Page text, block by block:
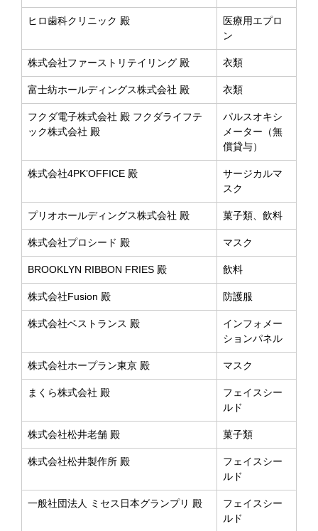
ヒロ歯科クリニック 殿
医療用エプロ
ン
株式会社ファーストリテイリング 殿 衣類
富士紡ホールディングス株式会社 殿 衣類
フクダ電子株式会社 殿 フクダライフテ
ック株式会社 殿
パルスオキシ
メーター（無
償貸与）
株式会社4PK’OFFICE 殿
サージカルマ
スク
プリオホールディングス株式会社 殿 菓子類、飲料
株式会社プロシード 殿 マスク
BROOKLYN RIBBON FRIES 殿 飲料
株式会社Fusion 殿 防護服
株式会社ベストランス 殿
インフォメー
ションパネル
株式会社ホープラン東京 殿 マスク
まくら株式会社 殿
フェイスシー
ルド
株式会社松井老舗 殿 菓子類
株式会社松井製作所 殿
フェイスシー
ルド
一般社団法人 ミセス日本グランプリ 殿
フェイスシー
ルド